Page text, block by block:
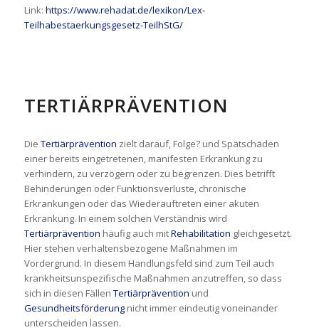
Link: https://www.rehadat.de/lexikon/Lex-
Teilhabestaerkungsgesetz-TeilhStG/
TERTIÄRPRÄVENTION
Die Tertiärprävention zielt darauf, Folge? und Spätschäden
einer bereits eingetretenen, manifesten Erkrankung zu
verhindern, zu verzögern oder zu begrenzen. Dies betrifft
Behinderungen oder Funktionsverluste, chronische
Erkrankungen oder das Wiederauftreten einer akuten
Erkrankung. In einem solchen Verständnis wird
Tertiärprävention häufig auch mitRehabilitation gleichgesetzt.
Hier stehen verhaltensbezogene Maßnahmen im
Vordergrund. In diesem Handlungsfeld sind zum Teil auch
krankheitsunspezifische Maßnahmen anzutreffen, so dass
sich in diesen Fällen Tertiärprävention und
Gesundheitsförderungnicht immer eindeutig voneinander
unterscheiden lassen.